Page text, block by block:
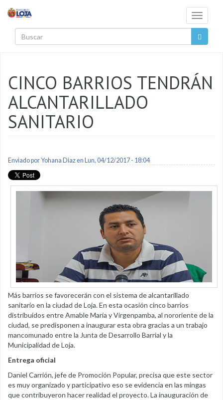
Toggle
CINCO BARRIOS TENDRÁN
ALCANTARILLADO
SANITARIO
Enviado porYohana Diazen Lun, 04/12/2017 - 18:04
Más barrios se favorecerán con el sistema de alcantarillado
sanitario en la ciudad de Loja. En esta ocasión cinco barrios
distribuidos entre Amable María y Virgenpamba, al nororiente de la
ciudad, se predisponen a inaugurar esta obra gracias a un trabajo
mancomunado entre la Junta de Desarrollo Barrial y la
Municipalidad de Loja.
Entrega oficial
Daniel Carrión, jefe de Promoción Popular, precisa que este sector
es muy organizado y participativo eso se evidencia en las mingas
que contribuyeron hacer realidad el proyecto. La inauguración de